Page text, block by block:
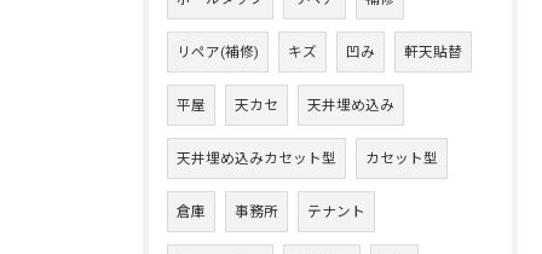
リペア(補修) キズ 凹み 軒天貼替
平屋 天カセ 天井埋め込み
天井埋め込みカセット型 カセット型
倉庫 事務所 テナント